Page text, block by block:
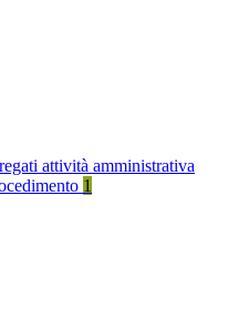
attività amministrativa
1